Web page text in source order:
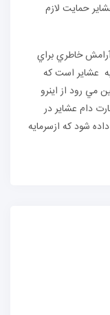
حمایت لازم
آرامش خاطري براي
عشایر است كه
مي رود از اینرو
دام عشایر در
شود که ازسرمایه